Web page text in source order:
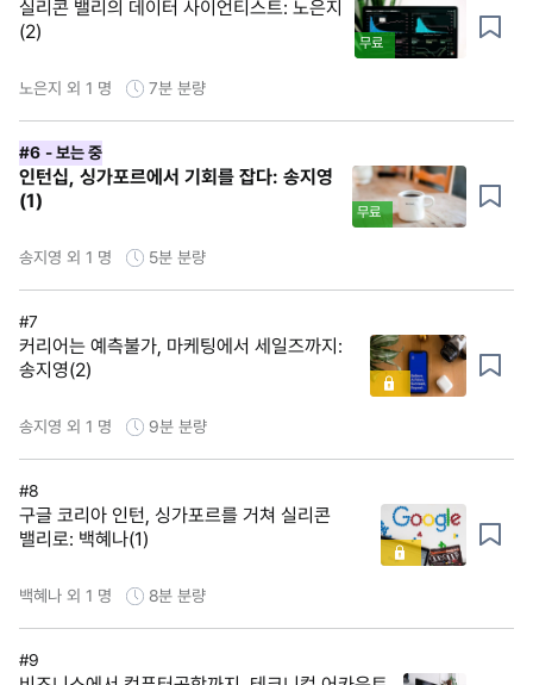
실리콘 밸리의 데이터 사이언티스트: 노은지
(2)
무료
노은지 외 1 명 7분 분량
#6 - 보는 중
인턴십, 싱가포르에서 기회를 잡다: 송지영
(1)
무료
송지영 외 1 명 5분 분량
#7
커리어는 예측불가, 마케팅에서 세일즈까지:
송지영(2)
송지영 외 1 명 9분 분량
#8
구글 코리아 인턴, 싱가포르를 거쳐 실리콘
밸리로: 백혜나(1)
백혜나 외 1 명 8분 분량
#9